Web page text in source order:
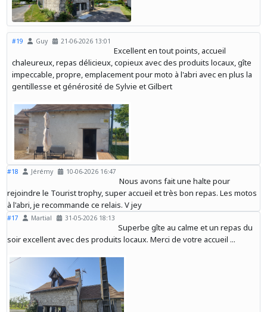
#19 Guy 21-06-2026 13:01
Excellent en tout points, accueil
chaleureux, repas délicieux, copieux avec des produits locaux, gîte
impeccable, propre, emplacement pour moto à l'abri avec en plus la
gentillesse et générosité de Sylvie et Gilbert
#18 Jérémy 10-06-2026 16:47
Nous avons fait une halte pour
rejoindre le Tourist trophy, super accueil et très bon repas. Les motos
à l'abri, je recommande ce relais. V jey
#17 Martial 31-05-2026 18:13
Superbe gîte au calme et un repas du
soir excellent avec des produits locaux. Merci de votre accueil ...